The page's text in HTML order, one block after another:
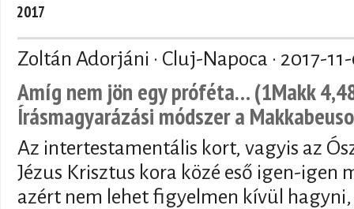
2017
Zoltán Adorjáni · Cluj-Napoca · 2017-
Amíg nem jön egy próféta… (1Makk
Írásmagyarázási módszer a
Az intertestamentális kort, vagyis az
Jézus Krisztus kora közé eső igen-igen
azért nem lehet figyelmen kívül